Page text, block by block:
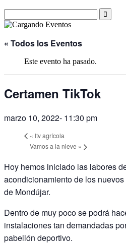
« Todos los Eventos
Este evento ha pasado.
Certamen TikTok
marzo 10, 2022- 11:30 pm
« Itv agrícola
Vamos a la nieve »
Hoy hemos iniciado las labores
acondicionamiento de los
de Mondújar.
Dentro de muy poco se podrá
instalaciones tan demandadas
pabellón deportivo.